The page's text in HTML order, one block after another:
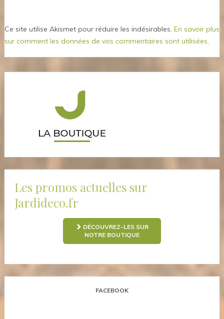
Ce site utilise Akismet pour réduire les indésirables. En savoir plus
sur comment les données de vos commentaires sont utilisées.
Les promos actuelles sur
Jardideco.fr
DÉCOUVREZ-LES SUR
NOTRE BOUTIQUE
FACEBOOK